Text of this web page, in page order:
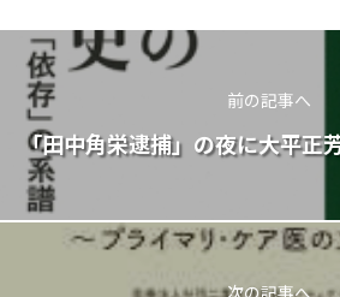
前の記事へ
「田中角栄逮捕」の夜に大平正